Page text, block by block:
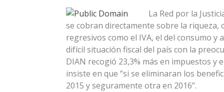
La Red por la
se cobran directamente sobre la riqueza,
regresivos como el IVA, el del consumo y
difícil situación fiscal del país con la
DIAN recogió 23,3% más en impuestos y
insiste en que “si se eliminaran los
2015 y seguramente otra en 2016”.